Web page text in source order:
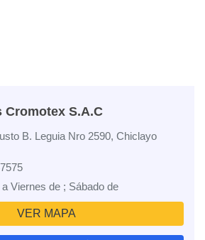
Cromotex S.A.C
B. Leguia Nro 2590, Chiclayo
Viernes de ; Sábado de
VER MAPA